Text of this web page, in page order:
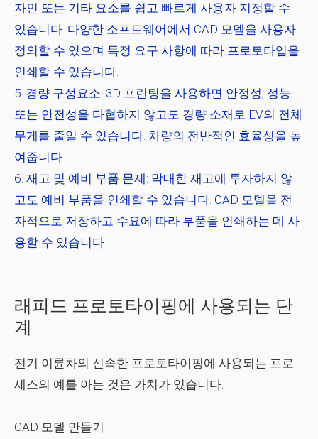
자인 또는 기타 요소를 쉽고 빠르게 사용자 지정할 수
있습니다. 다양한 소프트웨어에서 CAD 모델을 사용자
정의할 수 있으며 특정 요구 사항에 따라 프로토타입을
인쇄할 수 있습니다.
경량 구성요소: 3D 프린팅을 사용하면 안정성, 성능
또는 안전성을 타협하지 않고도 경량 소재로 EV의 전체
무게를 줄일 수 있습니다. 차량의 전반적인 효율성을 높
여줍니다.
재고 및 예비 부품 문제: 막대한 재고에 투자하지 않
고도 예비 부품을 인쇄할 수 있습니다. CAD 모델을 전
자적으로 저장하고 수요에 따라 부품을 인쇄하는 데 사
용할 수 있습니다.
래피드 프로토타이핑에 사용되는 단
계
전기 이륜차의 신속한 프로토타이핑에 사용되는 프로
세스의 예를 아는 것은 가치가 있습니다.
CAD 모델 만들기